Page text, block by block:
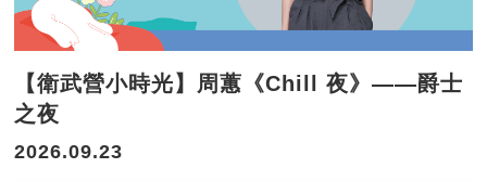
【衛武營小時光】周蕙《Chill 夜》——爵士
之夜
2026.09.23